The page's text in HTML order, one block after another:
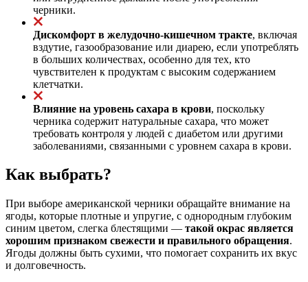
черники.
Дискомфорт в желудочно-кишечном тракте, включая
вздутие, газообразование или диарею, если употреблять
в больших количествах, особенно для тех, кто
чувствителен к продуктам с высоким содержанием
клетчатки.
Влияние на уровень сахара в крови, поскольку
черника содержит натуральные сахара, что может
требовать контроля у людей с диабетом или другими
заболеваниями, связанными с уровнем сахара в крови.
Как выбрать?
При выборе американской черники обращайте внимание на
ягоды, которые плотные и упругие, с однородным глубоким
синим цветом, слегка блестящими — такой окрас является
хорошим признаком свежести и правильного обращения.
Ягоды должны быть сухими, что помогает сохранить их вкус
и долговечность.